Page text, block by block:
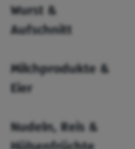
Wurst &
Aufschnitt
Milchprodukte &
Eier
Nudeln, Reis &